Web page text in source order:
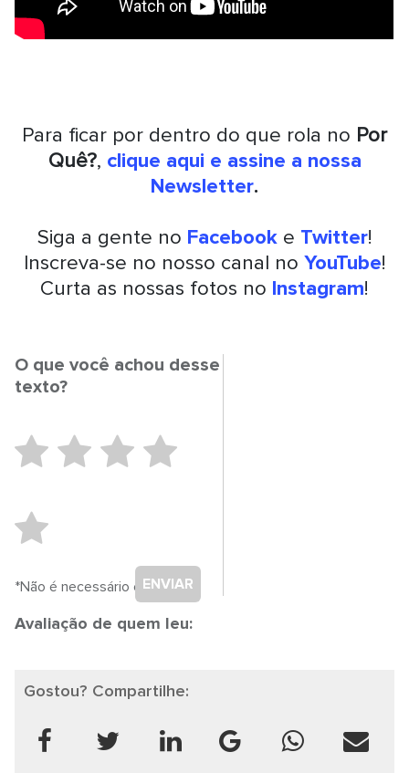
Para ficar por dentro do que rola no Por
Quê?, clique aqui e assine a nossa
Newsletter.
Siga a gente no Facebooke Twitter!
Inscreva-se no nosso canal no YouTube!
Curta as nossas fotos no Instagram!
O que você achou desse
texto?
ENVIAR
*Não é necessário cadastro.
Avaliação de quem leu:
Gostou? Compartilhe: